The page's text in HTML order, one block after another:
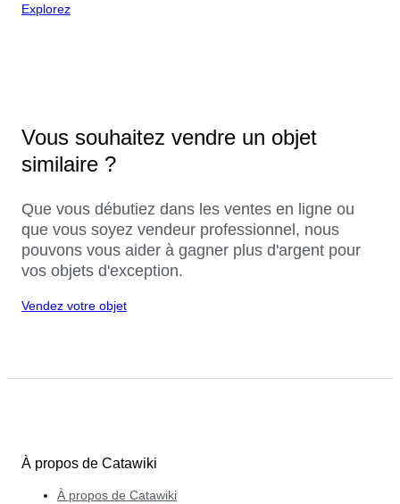
Explorez
Vous souhaitez vendre un objet
similaire ?
Que vous débutiez dans les ventes en ligne ou
que vous soyez vendeur professionnel, nous
pouvons vous aider à gagner plus d'argent pour
vos objets d'exception.
Vendez votre objet
À propos de Catawiki
À propos de Catawiki